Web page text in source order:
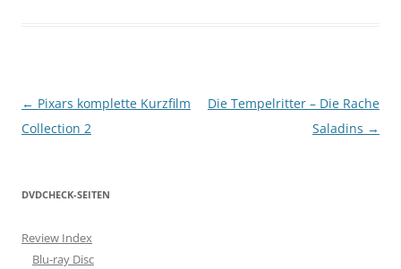
Beitragsnavigation
← Pixars komplette Kurzfilm
Collection 2
Die Tempelritter – Die Rache
Saladins →
DVDCHECK-SEITEN
Review Index
Blu-ray Disc